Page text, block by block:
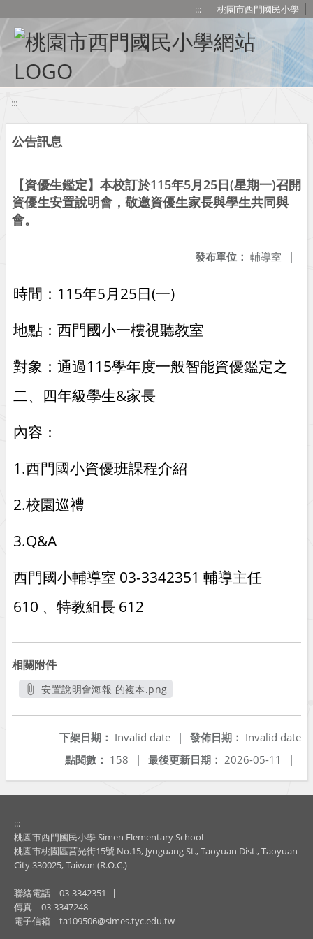
::: 桃園市西門國民小學
:::
公告訊息
【資優生鑑定】本校訂於115年5月25日(星期一)召開
資優生安置說明會，敬邀資優生家長與學生共同與
會。
發布單位： 輔導室 |
時間：115年5月25日(一)
地點：西門國小一樓視聽教室
對象：通過115學年度一般智能資優鑑定之
二、四年級學生&家長
內容：
1.西門國小資優班課程介紹
2.校園巡禮
3.Q&A
西門國小輔導室 03-3342351 輔導主任
610 、 特教組長 612
相關附件
安置說明會海報 的複本.png
發佈日期： Invalid date
下架日期： Invalid date
|
最後更新日期： 2026-05-11 |
點閱數： 158 |
:::
桃園市西門國民小學 Simen Elementary School
桃園市桃園區莒光街15號 No.15, Jyuguang St., Taoyuan Dist., Taoyuan
City 330025, Taiwan (R.O.C.)
聯絡電話 03-3342351
|
傳真
03-3347248
電子信箱
ta109506@simes.tyc.edu.tw